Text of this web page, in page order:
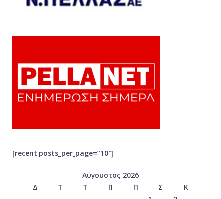
[recent posts_per_page=”10″]
Αύγουστος 2026
Δ
Τ Τ Π Π Σ
Κ